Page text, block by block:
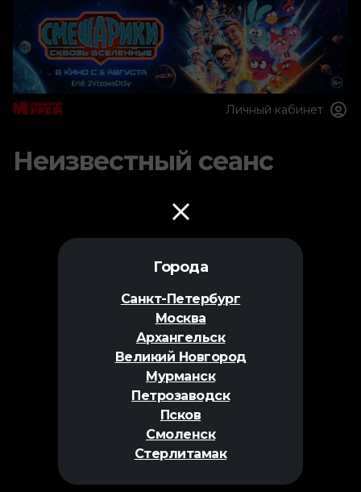
Города
Санкт-Петербург
Москва
Архангельск
Великий Новгород
Мурманск
Петрозаводск
Псков
Смоленск
Стерлитамак
Личный кабинет
Неизвестный сеанс